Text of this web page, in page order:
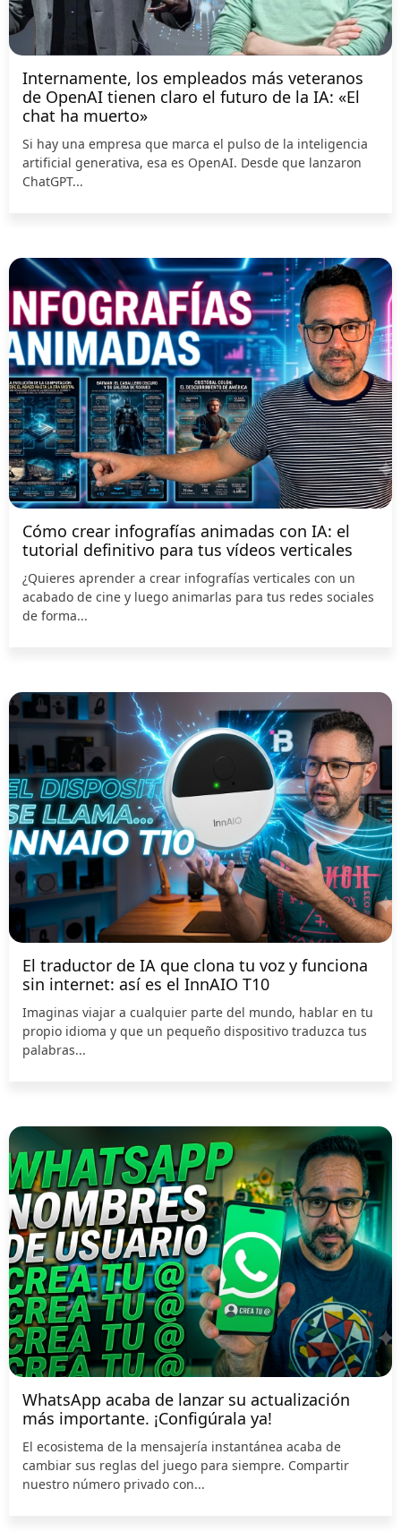
Internamente, los empleados más veteranos
de OpenAI tienen claro el futuro de la IA: «El
chat ha muerto»
Si hay una empresa que marca el pulso de la inteligencia
artificial generativa, esa es OpenAI. Desde que lanzaron
ChatGPT...
Cómo crear infografías animadas con IA: el
tutorial definitivo para tus vídeos verticales
¿Quieres aprender a crear infografías verticales con un
acabado de cine y luego animarlas para tus redes sociales
de forma...
El traductor de IA que clona tu voz y funciona
sin internet: así es el InnAIO T10
Imaginas viajar a cualquier parte del mundo, hablar en tu
propio idioma y que un pequeño dispositivo traduzca tus
palabras...
WhatsApp acaba de lanzar su actualización
más importante. ¡Configúrala ya!
El ecosistema de la mensajería instantánea acaba de
cambiar sus reglas del juego para siempre. Compartir
nuestro número privado con...